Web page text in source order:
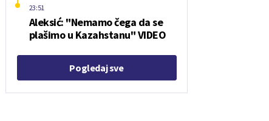
Aleksić: "Nemamo čega da se
plašimo u Kazahstanu" VIDEO
23:51
Pogledaj sve